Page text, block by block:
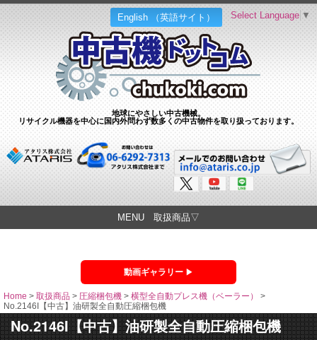
English （英語サイト）
地球にやさしい中古機械。
リサイクル機器を中心に国内外問わず数多くの中古物件を取り扱っております。
Select Language ▼
MENU 取扱商品▽
動画ギャラリー
Home > 取扱商品 > 圧縮梱包機 > 横型全自動プレス機（ベーラー）
>
No.2146I【中古】油研製全自動圧縮梱包機
No.2146I【中古】油研製全自動圧縮梱包機